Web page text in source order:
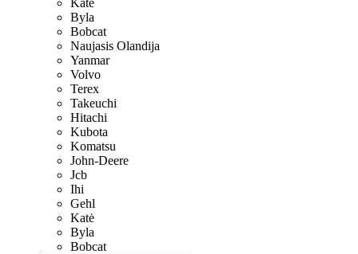
Katė
Byla
Bobcat
Naujasis Olandija
Yanmar
Volvo
Terex
Takeuchi
Hitachi
Kubota
Komatsu
John-Deere
Jcb
Ihi
Gehl
Katė
Byla
Bobcat